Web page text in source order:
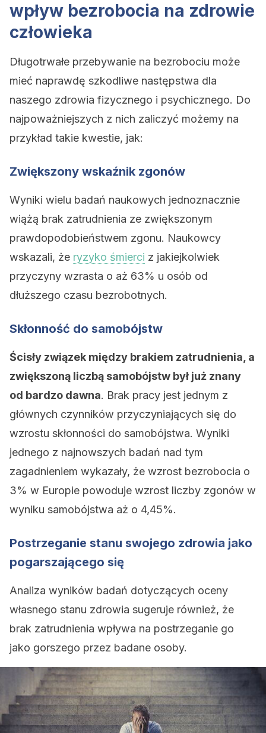
wpływ bezrobocia na zdrowie
człowieka
Długotrwałe przebywanie na bezrobociu może
mieć naprawdę szkodliwe następstwa dla
naszego zdrowia fizycznego i psychicznego. Do
najpoważniejszych z nich zaliczyć możemy na
przykład takie kwestie, jak:
Zwiększony wskaźnik zgonów
Wyniki wielu badań naukowych jednoznacznie
wiążą brak zatrudnienia ze zwiększonym
prawdopodobieństwem zgonu. Naukowcy
wskazali, że ryzyko śmierci z jakiejkolwiek
przyczyny wzrasta o aż 63% u osób od
dłuższego czasu bezrobotnych.
Skłonność do samobójstw
Ścisły związek między brakiem zatrudnienia, a
zwiększoną liczbą samobójstw był już znany
od bardzo dawna. Brak pracy jest jednym z
głównych czynników przyczyniających się do
wzrostu skłonności do samobójstwa. Wyniki
jednego z najnowszych badań nad tym
zagadnieniem wykazały, że wzrost bezrobocia o
3% w Europie powoduje wzrost liczby zgonów w
wyniku samobójstwa aż o 4,45%.
Postrzeganie stanu swojego zdrowia jako
pogarszającego się
Analiza wyników badań dotyczących oceny
własnego stanu zdrowia sugeruje również, że
brak zatrudnienia wpływa na postrzeganie go
jako gorszego przez badane osoby.